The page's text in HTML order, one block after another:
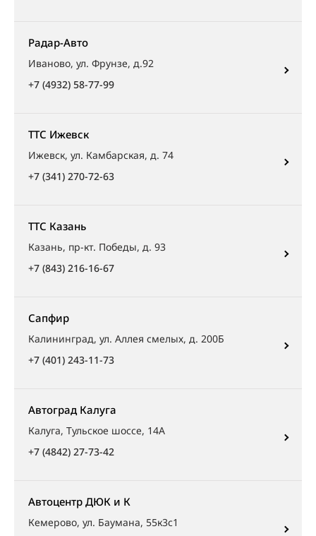
Радар-Авто
Иваново, ул. Фрунзе, д.92
+7 (4932) 58-77-99
ТТС Ижевск
Ижевск, ул. Камбарская, д. 74
+7 (341) 270-72-63
ТТС Казань
Казань, пр-кт. Победы, д. 93
+7 (843) 216-16-67
Сапфир
Калининград, ул. Аллея смелых, д. 200Б
+7 (401) 243-11-73
Автоград Калуга
Калуга, Тульское шоссе, 14А
+7 (4842) 27-73-42
Автоцентр ДЮК и К
Кемерово, ул. Баумана, 55к3с1